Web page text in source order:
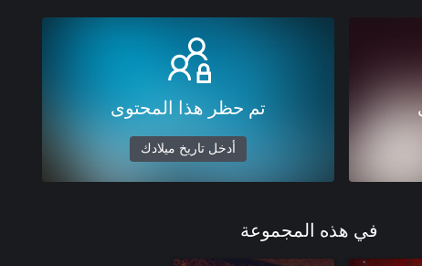
تم حظر هذا المحتوى
أدخل تاريخ ميلادك
في هذه المجموعة